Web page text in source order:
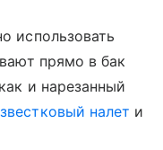
использовать
прямо в бак
и нарезанный
налет и